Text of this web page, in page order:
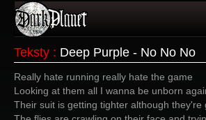
Wydarzenia
Teksty : Deep Purple - No No No
Really hate running really hate the game
Looking at them all I wanna be unborn
Their suit is getting tighter although they're